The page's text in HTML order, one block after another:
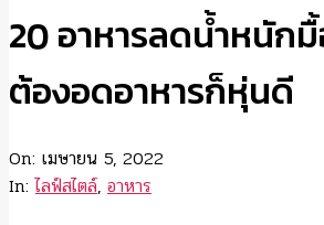
20 อาหารลดน้ำหนักมื้
ต้องอดอาหารก็หุ่นดี
On: เมษายน 5, 2022
In: ไลฟ์สไตล์, อาหาร